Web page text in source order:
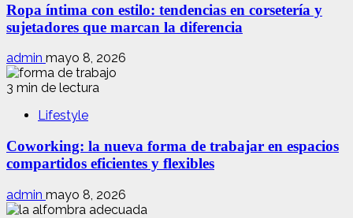
Ropa íntima con estilo: tendencias en corsetería y
sujetadores que marcan la diferencia
admin mayo 8, 2026
3 min de lectura
Lifestyle
Coworking: la nueva forma de trabajar en espacios
compartidos eficientes y flexibles
admin mayo 8, 2026